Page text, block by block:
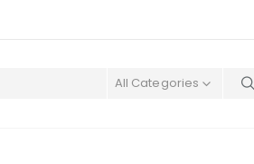
All Categories